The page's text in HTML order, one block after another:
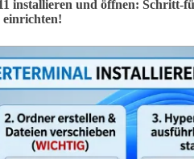
installieren und öffnen: Schritt-
einrichten!